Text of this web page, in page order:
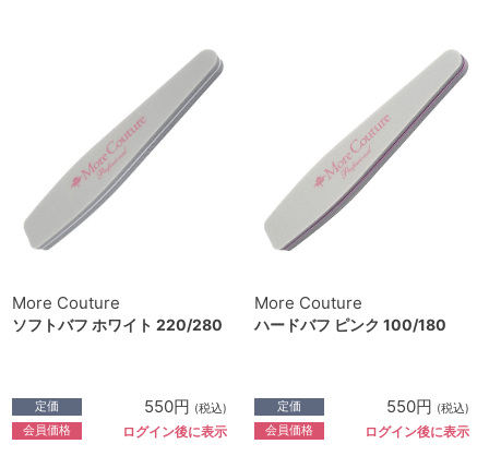
More Couture
ソフトバフ ホワイト 220/280
定価 550円 (税込)
会員価格 ログイン後に表示
More Couture
ハードバフ ピンク 100/180
定価 550円 (税込)
会員価格 ログイン後に表示